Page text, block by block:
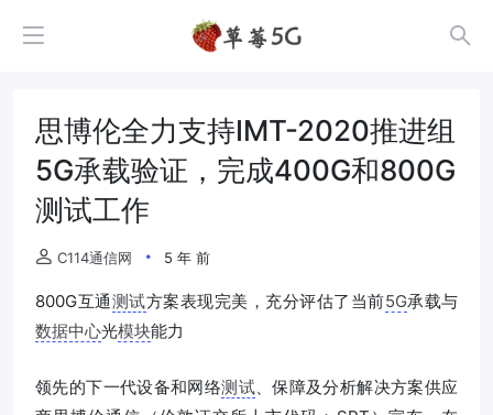
思博伦全力支持IMT-2020推进组
5G承载验证，完成400G和800G
测试工作
C114通信网 5 年 前
800G互通测试方案表现完美，充分评估了当前5G承载与
数据中心光模块能力
领先的下一代设备和网络测试、保障及分析解决方案供应